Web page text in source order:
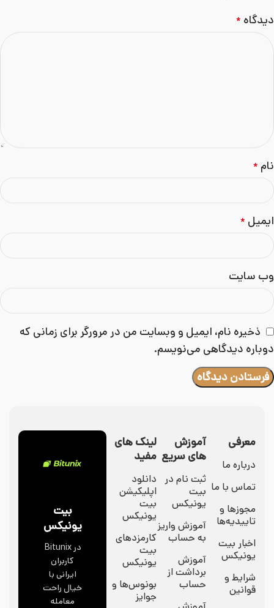
دیدگاه *
نام *
ایمیل *
وب‌ سایت
ذخیره نام، ایمیل و وبسایت من در مرورگر برای زمانی که
دوباره دیدگاهی می‌نویسم.
معرفی
درباره ما
تماس با ما
مجوزها و
تاییدیه‌ها
اخبار بیت
یونیکس
شرایط و
قوانین
آموزش
های سریع
ثبت نام در
بیت
یونیکس
آموزش واریز
به حساب
آموزش
برداشت از
حساب
لینک های
مفید
دانلود
اپلیکیشن
بیت
یونیکس
کارمزدهای
بیت
یونیکس
بونوس‌ها و
جوایز
بیت
یونیکس
در Bitunix
کاربران
ایرانی با
خیال راحت
معامله